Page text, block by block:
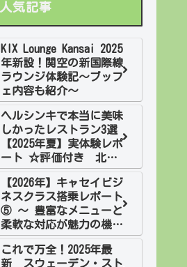
人気記事
KIX Lounge Kansai 2025
年新設！関空の新国際線
ラウンジ体験記～ブッフ
ェ内容も紹介～
ヘルシンキで本当に美味
しかったレストラン3選
【2025年夏】実体験レポ
ート ☆評価付き 北欧2
週間旅・フィンランド
【2026年】キャセイビジ
ネスクラス搭乗レポート
⑤ ～ 豊富なメニューと
柔軟な対応が魅力の機内
食
これで万全！2025年最
新 スウェーデン・スト